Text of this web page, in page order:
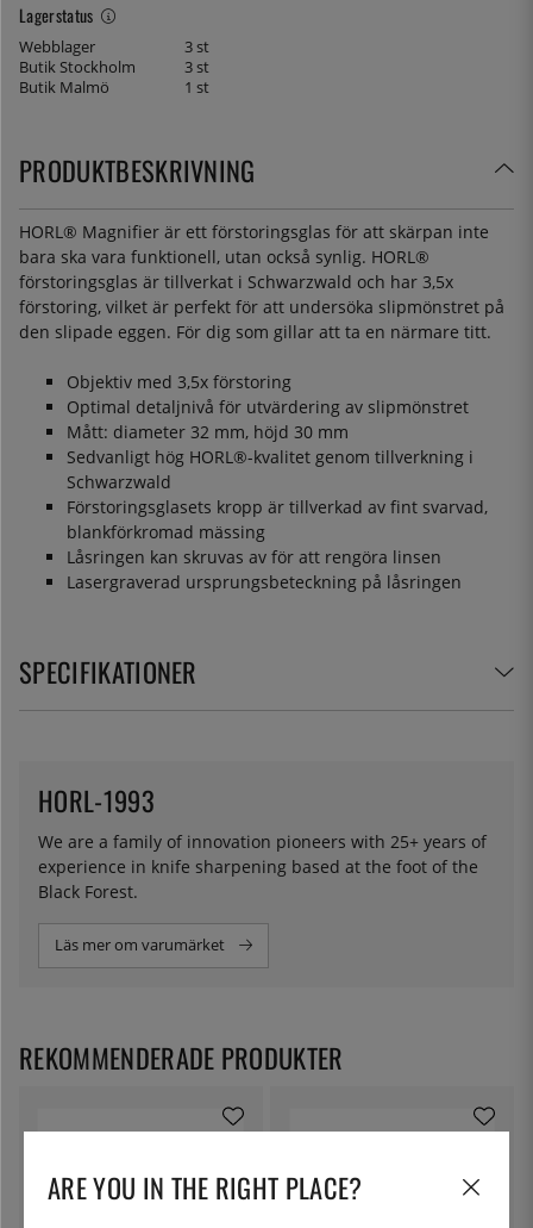
Lagerstatus
Webblager
3 st
Butik Stockholm
3 st
Butik Malmö
1 st
PRODUKTBESKRIVNING
HORL® Magnifier är ett förstoringsglas för att skärpan inte
bara ska vara funktionell, utan också synlig. HORL®
förstoringsglas är tillverkat i Schwarzwald och har 3,5x
förstoring, vilket är perfekt för att undersöka slipmönstret på
den slipade eggen. För dig som gillar att ta en närmare titt.
Objektiv med 3,5x förstoring
Optimal detaljnivå för utvärdering av slipmönstret
Mått: diameter 32 mm, höjd 30 mm
Sedvanligt hög HORL®-kvalitet genom tillverkning i
Schwarzwald
Förstoringsglasets kropp är tillverkad av fint svarvad,
blankförkromad mässing
Låsringen kan skruvas av för att rengöra linsen
Lasergraverad ursprungsbeteckning på låsringen
SPECIFIKATIONER
We are a family of innovation pioneers with 25+ years of
experience in knife sharpening based at the foot of the
Black Forest.
HORL-1993
Läs mer om varumärket
REKOMMENDERADE PRODUKTER
ARE YOU IN THE RIGHT PLACE?